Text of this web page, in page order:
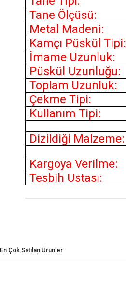
Tane Ölçüsü:
Metal Madeni:
Kamçı Püskül Tipi:
İmame Uzunluk:
Püskül Uzunluğu:
Toplam Uzunluk:
Çekme Tipi:
Kullanım Tipi:
Dizildiği Malzeme:
Kargoya Verilme:
Tesbih Ustası:
En Çok Satılan Ürünler